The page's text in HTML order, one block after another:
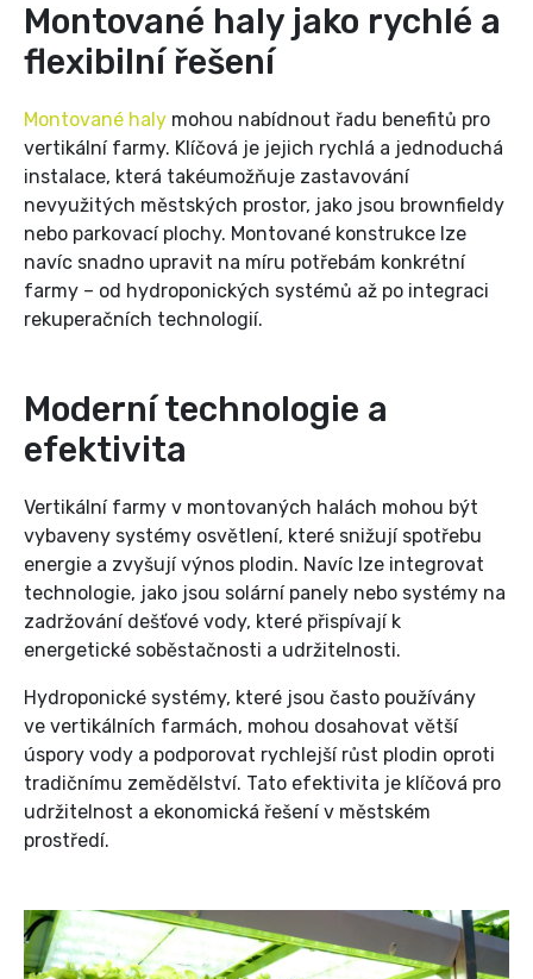
Montované haly jako rychlé a
flexibilní řešení
Montované haly mohou nabídnout řadu benefitů pro
vertikální farmy. Klíčová je jejich rychlá a jednoduchá
instalace, která takéumožňuje zastavování
nevyužitých městských prostor, jako jsou brownfieldy
nebo parkovací plochy. Montované konstrukce lze
navíc snadno upravit na míru potřebám konkrétní
farmy – od hydroponických systémů až po integraci
rekuperačních technologií.
Moderní technologie a
efektivita
Vertikální farmy v montovaných halách mohou být
vybaveny systémy osvětlení, které snižují spotřebu
energie a zvyšují výnos plodin. Navíc lze integrovat
technologie, jako jsou solární panely nebo systémy na
zadržování dešťové vody, které přispívají k
energetické soběstačnosti a udržitelnosti.
Hydroponické systémy, které jsou často používány
ve vertikálních farmách, mohou dosahovat větší
úspory vody a podporovat rychlejší růst plodin oproti
tradičnímu zemědělství. Tato efektivita je klíčová pro
udržitelnost a ekonomická řešení v městském
prostředí.